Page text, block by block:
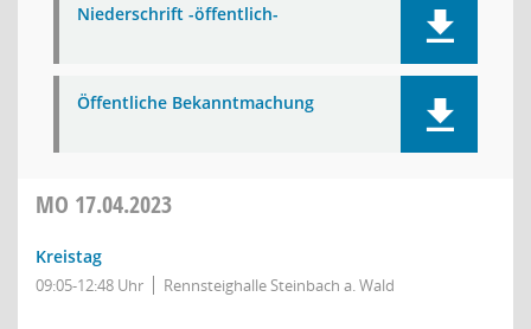
Niederschrift -öffentlich-
Öffentliche Bekanntmachung
MO 17.04.2023
Kreistag
09:05-12:48 Uhr Rennsteighalle Steinbach a. Wald